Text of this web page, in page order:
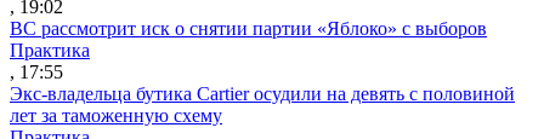
, 19:02
ВС рассмотрит иск о снятии партии «Яблоко» с выборов
Практика
, 17:55
Экс-владельца бутика Cartier осудили на девять с половиной
лет за таможенную схему